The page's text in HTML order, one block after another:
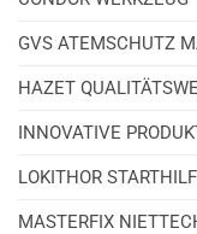
GVS ATEMSCHUTZ
HAZET
INNOVATIVE
LOKITHOR
MASTERFIX